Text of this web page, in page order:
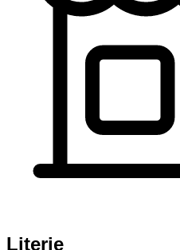
Literie